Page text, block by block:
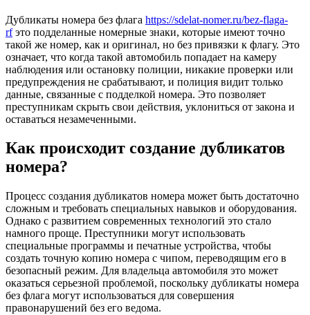
Дубликаты номера без флага https://sdelat-nomer.ru/bez-flaga-
rfэто подделанные номерные знаки, которые имеют точно
такой же номер, как и оригинал, но без привязки к флагу. Это
означает, что когда такой автомобиль попадает на камеру
наблюдения или остановку полиции, никакие проверки или
предупреждения не срабатывают, и полиция видит только
данные, связанные с подделкой номера. Это позволяет
преступникам скрыть свои действия, уклониться от закона и
оставаться незамеченными.
Как происходит создание дубликатов
номера?
Процесс создания дубликатов номера может быть достаточно
сложным и требовать специальных навыков и оборудования.
Однако с развитием современных технологий это стало
намного проще. Преступники могут использовать
специальные программы и печатные устройства, чтобы
создать точную копию номера с чипом, переводящим его в
безопасный режим. Для владельца автомобиля это может
оказаться серьезной проблемой, поскольку дубликаты номера
без флага могут использоваться для совершения
правонарушений без его ведома.